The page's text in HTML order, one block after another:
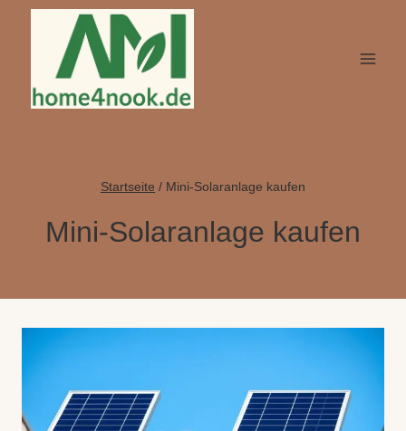
Startseite / Mini-Solaranlage kaufen
Mini-Solaranlage kaufen